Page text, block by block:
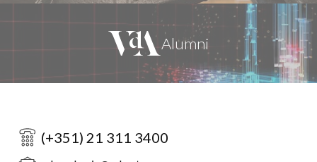
(+351) 21 311 3400